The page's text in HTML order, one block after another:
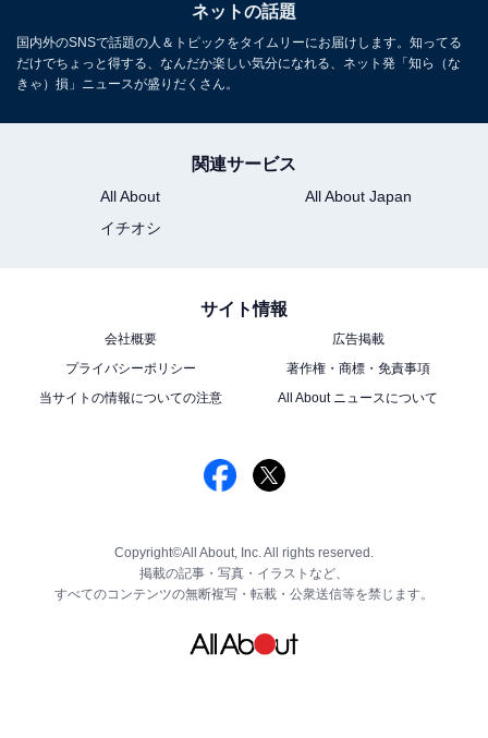
ネットの話題
国内外のSNSで話題の人＆トピックをタイムリーにお届けします。知ってる
だけでちょっと得する、なんだか楽しい気分になれる、ネット発「知ら（な
きゃ）損」ニュースが盛りだくさん。
関連サービス
All About
All About Japan
イチオシ
サイト情報
会社概要
広告掲載
プライバシーポリシー
著作権・商標・免責事項
当サイトの情報についての注意
All About ニュースについて
Copyright©All About, Inc. All rights reserved.
掲載の記事・写真・イラストなど、
すべてのコンテンツの無断複写・転載・公衆送信等を禁じます。